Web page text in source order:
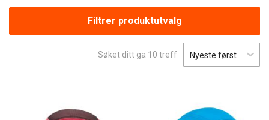
Filtrer produktutvalg
Søket ditt ga 10 treff